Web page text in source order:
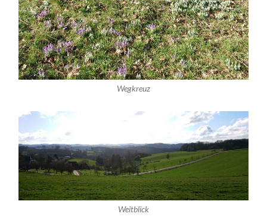
Wegkreuz
Weitblick